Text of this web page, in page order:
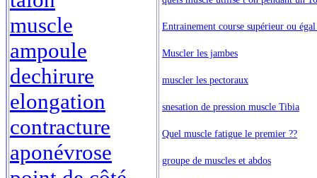
muscle
ampoule
dechirure
elongation
contracture
aponévrose
Entrainement course supérieur ou
Muscler les jambes
muscler les pectoraux
snesation de pression muscle Tibia
Quel muscle fatigue le premier ??
groupe de muscles et abdos